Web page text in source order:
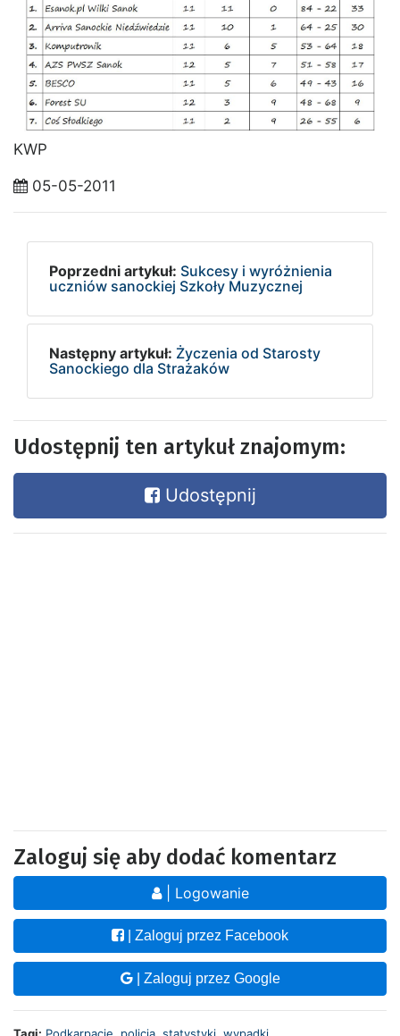
KWP
05-05-2011
Poprzedni artykuł: Sukcesy i wyróżnienia
uczniów sanockiej Szkoły Muzycznej
Następny artykuł: Życzenia od Starosty
Sanockiego dla Strażaków
Udostępnij ten artykuł znajomym:
Udostępnij
Zaloguj się aby dodać komentarz
| Logowanie
| Zaloguj przez Facebook
| Zaloguj przez Google
Tagi: Podkarpacie, policja, statystyki, wypadki